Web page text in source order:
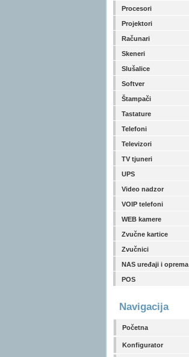
Procesori
Projektori
Računari
Skeneri
Slušalice
Softver
Štampači
Tastature
Telefoni
Televizori
TV tjuneri
UPS
Video nadzor
VOIP telefoni
WEB kamere
Zvučne kartice
Zvučnici
NAS uređaji i oprema
POS
Navigacija
Početna
Konfigurator